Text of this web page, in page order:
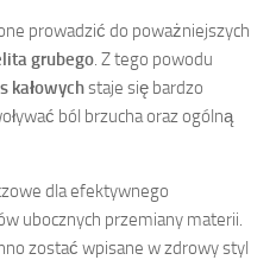
prowadzić do poważniejszych
grubego. Z tego powodu
kałowychstaje się bardzo
ból brzucha oraz ogólną
dla efektywnego
ubocznych przemiany materii.
zostać wpisane w zdrowy styl